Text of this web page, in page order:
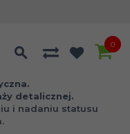
detalicznej.
i nadaniu statusu
0